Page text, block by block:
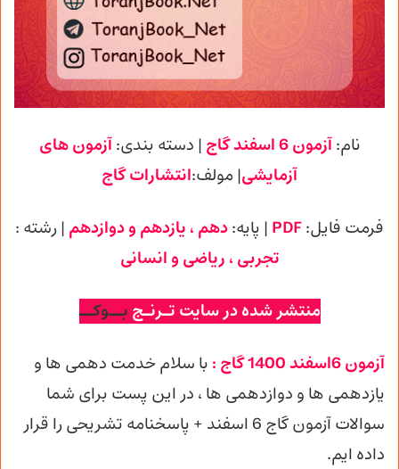
نام:آزمون 6 اسفند گاج | دسته بندی:آزمون های
آزمایشی| مولف:انتشارات گاج
فرمت فایل:PDF | پایه:دهم ، یازدهم و دوازدهم | رشته :
تجربی ، ریاضی و انسانی
منتشر شده در سایت تـرنـج بــوکــ
آزمون 6اسفند 1400 گاج :
با سلام خدمت دهمی ها و
یازدهمی ها و دوازدهمی ها ، در این پست برای شما
سوالات آزمون گاج 6 اسفند + پاسخنامه تشریحی را قرار
داده ایم.